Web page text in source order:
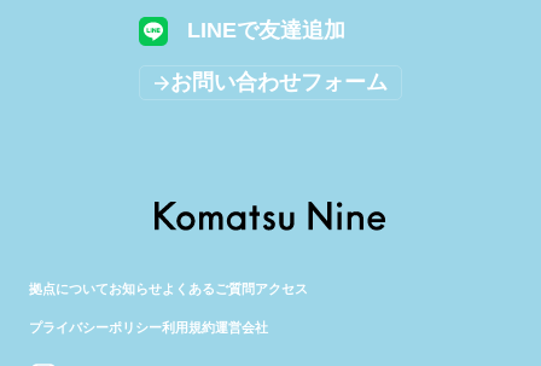
ョンを生み出すことができるようサポートいたします！ そして、オフライ
が出来ます。 📕 どんなサービス提供をするの？ ① 偶然の出会いを提供 毎
について 19:10〜19:40：自己紹介タイム 19:40〜20:40：コミュニケーシ
より参加日時をご指定の上ご回答ください。 ※応募が殺到する場合は抽選
ンケートをお送りいたします。 期日までにご回答ください。 ③ 当日参加
LINEで友達追加
お問い合わせフォーム
拠点についてお知らせよくあるご質問アクセス
プライバシーポリシー利用規約運営会社